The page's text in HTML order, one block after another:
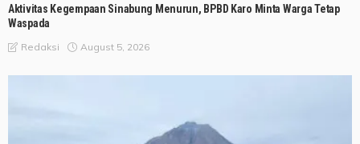
Aktivitas Kegempaan Sinabung Menurun, BPBD Karo Minta Warga Tetap
Waspada
Redaksi August 5, 2026